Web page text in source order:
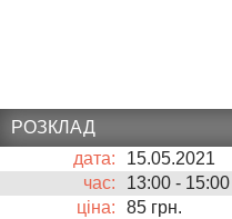
РОЗКЛАД
дата:
15.05.2021
час:
13:00 - 15:00
ціна:
85 грн.